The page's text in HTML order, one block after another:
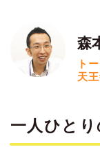
森
ト
天王
一人ひと